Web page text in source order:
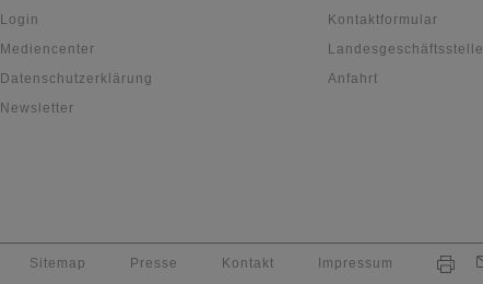
Login
Mediencenter
Datenschutzerklärung
Newsletter
Kontaktformular
Landesgeschäftsstelle
Anfahrt
Sitemap Presse Kontakt Impressum